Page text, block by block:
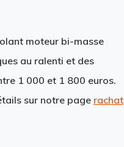
moteur bi-masse
au ralenti et des
1 000 et 1 800 euros.
sur notre page rachat